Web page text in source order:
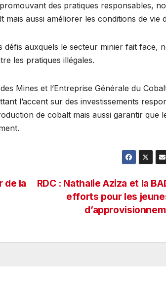
des pratiques responsables,
aussi améliorer les conditions de vie
auxquels le secteur minier fait face,
les pratiques illégales.
Mines et l’Entreprise Générale du
l’accent sur des investissements
de cobalt mais aussi garantir que
RDC : Nathalie Aziza et la
efforts pour les
de la